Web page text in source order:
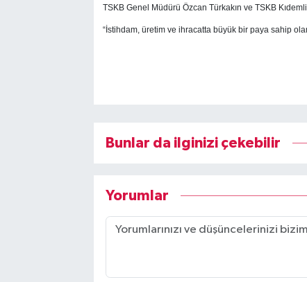
TSKB Genel Müdürü Özcan Türkakın ve TSKB
“İstihdam, üretim ve ihracatta büyük bir paya sahip
Bunlar da ilginizi çekebilir
Yorumlar